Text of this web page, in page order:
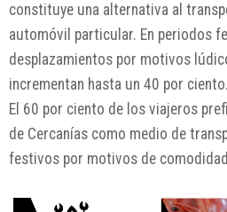
constituye una alternativa al
automóvil particular. En periodos
desplazamientos por motivos
incrementan hasta un 40 por ciento.
El 60 por ciento de los viajeros
de Cercanías como medio de
festivos por motivos de